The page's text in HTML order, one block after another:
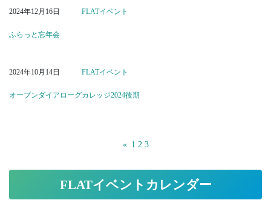
2024年12月16日 FLATイベント
ふらっと忘年会
2024年10月14日 FLATイベント
オープンダイアローグカレッジ2024後期
« 1 2 3
FLATイベントカレンダー